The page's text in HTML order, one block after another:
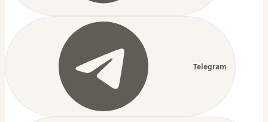
Telegram